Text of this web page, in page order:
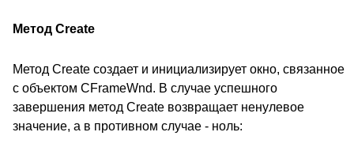
Метод Create
Метод Create создает и инициализирует окно, связанное
с объектом CFrameWnd. В случае успешного
завершения метод Create возвращает ненулевое
значение, а в противном случае - ноль: